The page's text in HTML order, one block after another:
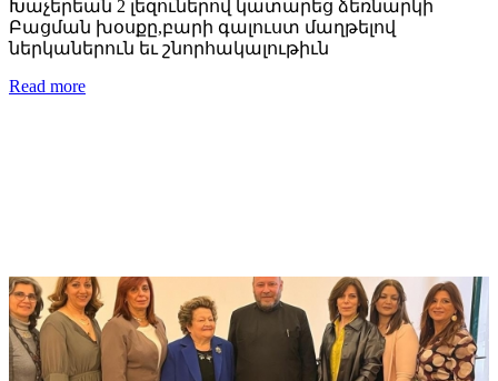
Խաչերեան 2 լեզուներով կատարեց ձեռնարկի
Բացման խօսքը,բարի գալուստ մաղթելով
ներկաներուն եւ շնորհակալութիւն
Read more